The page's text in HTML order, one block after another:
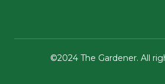
©2024 The Gardener. All